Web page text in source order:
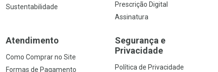
Sustentabilidade
Prescrição Digital
Assinatura
Atendimento
Como Comprar no Site
Formas de Pagamento
Segurança e
Privacidade
Política de Privacidade